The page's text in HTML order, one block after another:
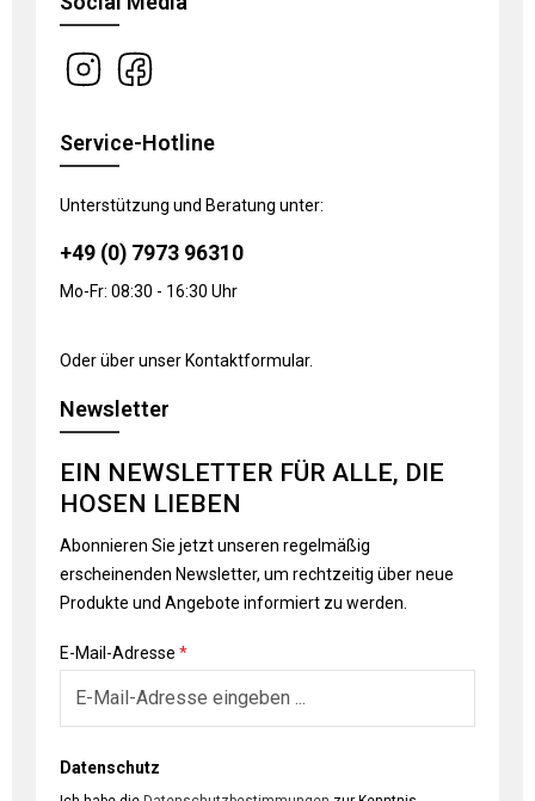
Service-Hotline
Unterstützung und Beratung unter:
+49 (0) 7973 96310
Mo-Fr: 08:30 - 16:30 Uhr
Oder über unser Kontaktformular.
Newsletter
EIN NEWSLETTER FÜR ALLE, DIE
HOSEN LIEBEN
Abonnieren Sie jetzt unseren regelmäßig
erscheinenden Newsletter, um rechtzeitig über neue
Produkte und Angebote informiert zu werden.
E-Mail-Adresse *
Datenschutz